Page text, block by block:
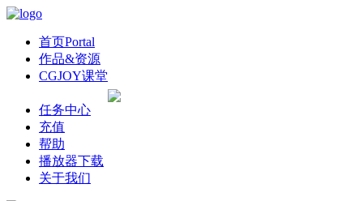
首页Portal
作品&资源
CGJOY课堂
任务中心
充值
帮助
播放器下载
关于我们